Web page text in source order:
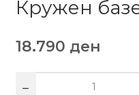
Кружен
18.790 ден